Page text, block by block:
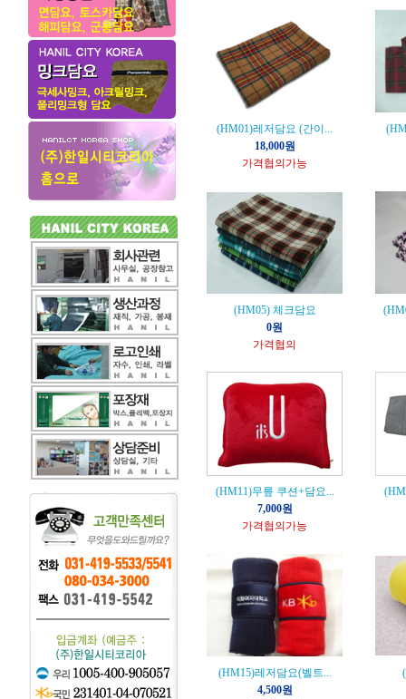
(HM01)레저담요 (간이...
18,000원
가격협의가능
(HM05) 체크담요
0원
가격협의
(HM11)무릎 쿠션+담요...
7,000원
가격협의가능
(HM15)레저담요(벨트...
4,500원